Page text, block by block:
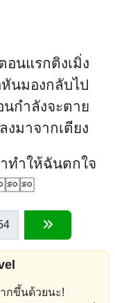
อนแรกติงเมิ่ง
นมองกลับไป
นกำลังจะตาย
มาจากเตียง
ทำให้ฉันตกใจ
กขึ้นด้วยนะ!